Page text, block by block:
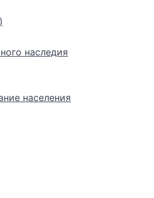
наследия
населения